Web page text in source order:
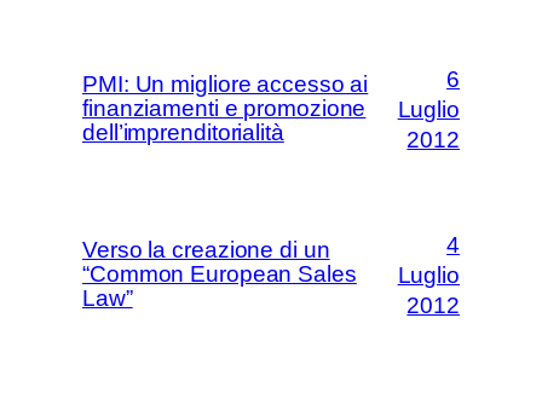
PMI: Un migliore accesso ai
finanziamenti e promozione
dell’imprenditorialità
6
Luglio
2012
Verso la creazione di un
“Common European Sales
Law”
4
Luglio
2012